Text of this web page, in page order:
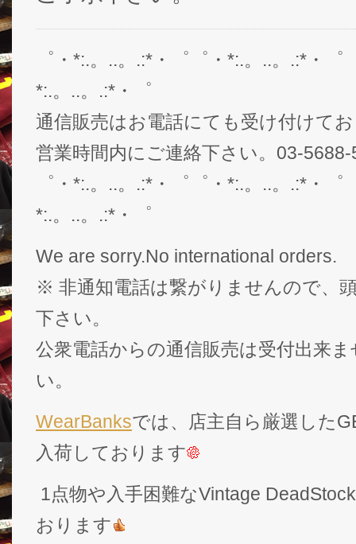
゜・*:.。..。.:*・゜゜・*:.。..。.:*・
*:.。..。.:*・゜
通信販売はお電話にても受け付けて
営業時間内にご連絡下さい。03-5688-
゜・*:.。..。.:*・゜゜・*:.。..。.:*・
*:.。..。.:*・゜
We are sorry.No international orders.
※ 非通知電話は繋がりませんので、
下さい。
公衆電話からの通信販売は受付出来
い。
WearBanksでは、店主自ら厳選した
入荷しております
1点物や入手困難なVintage
おります